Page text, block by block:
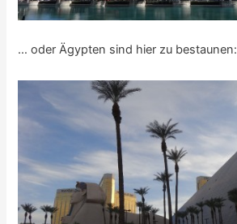
… oder Ägypten sind hier zu bestaunen: